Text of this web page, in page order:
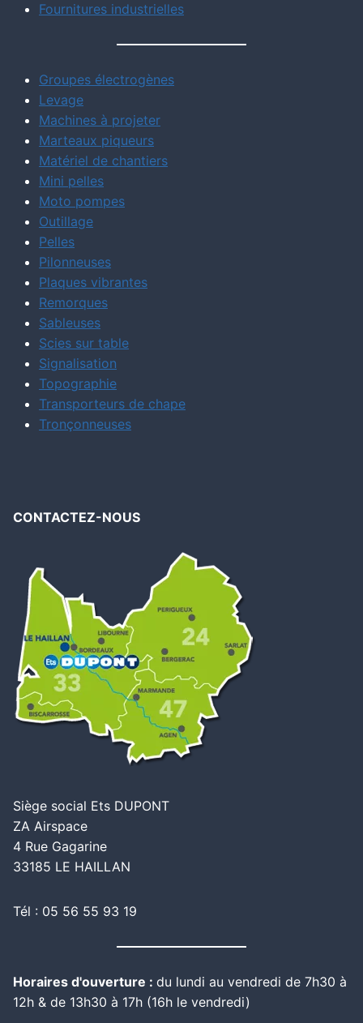
Fournitures industrielles
Groupes électrogènes
Levage
Machines à projeter
Marteaux piqueurs
Matériel de chantiers
Mini pelles
Moto pompes
Outillage
Pelles
Pilonneuses
Plaques vibrantes
Remorques
Sableuses
Scies sur table
Signalisation
Topographie
Transporteurs de chape
Tronçonneuses
CONTACTEZ-NOUS
Siège social Ets DUPONT
ZA Airspace
4 Rue Gagarine
33185 LE HAILLAN
Tél : 05 56 55 93 19
Horaires d'ouverture : du lundi au vendredi de 7h30 à
12h & de 13h30 à 17h (16h le vendredi)